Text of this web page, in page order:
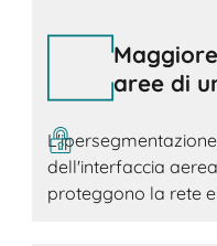
aree di
dell'interfaccia
proteggono la rete